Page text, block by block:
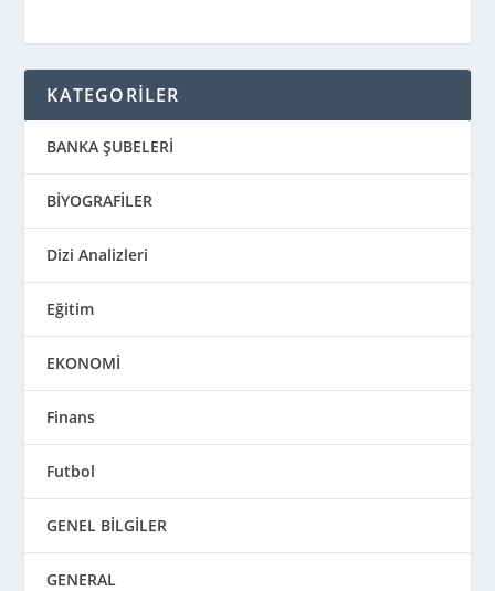
KATEGORİLER
BANKA ŞUBELERİ
BİYOGRAFİLER
Dizi Analizleri
Eğitim
EKONOMİ
Finans
Futbol
GENEL BİLGİLER
GENERAL